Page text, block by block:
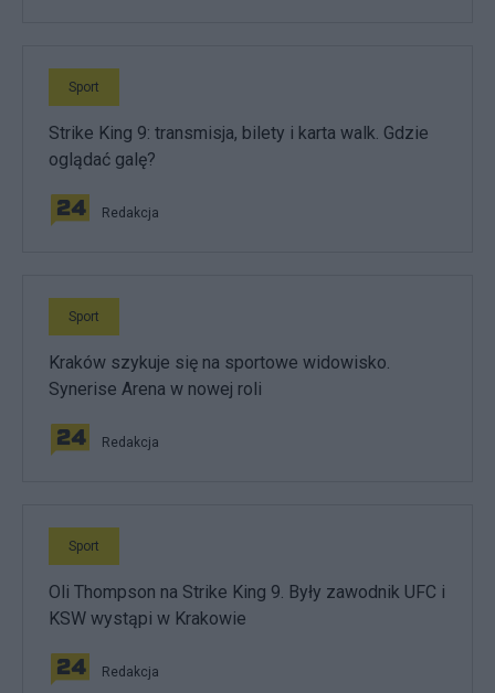
Sport
Strike King 9: transmisja, bilety i karta walk. Gdzie
oglądać galę?
Redakcja
Sport
Kraków szykuje się na sportowe widowisko.
Synerise Arena w nowej roli
Redakcja
Sport
Oli Thompson na Strike King 9. Były zawodnik UFC i
KSW wystąpi w Krakowie
Redakcja